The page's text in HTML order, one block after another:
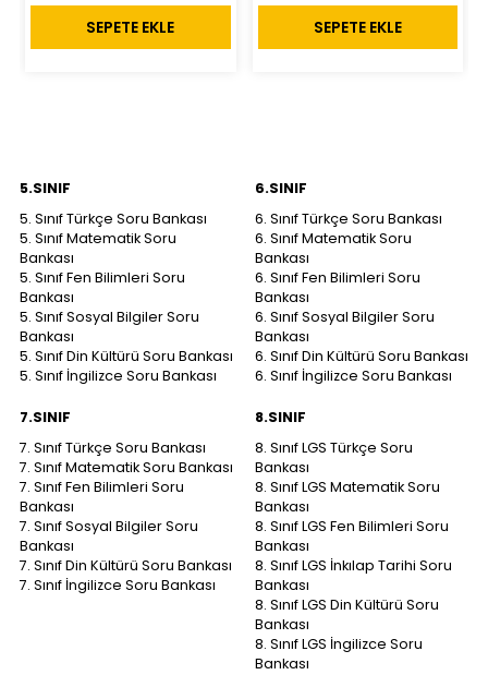
SEPETE EKLE SEPETE EKLE
5.SINIF
5. Sınıf Türkçe Soru Bankası
5. Sınıf Matematik Soru
Bankası
5. Sınıf Fen Bilimleri Soru
Bankası
5. Sınıf Sosyal Bilgiler Soru
Bankası
5. Sınıf Din Kültürü Soru Bankası
5. Sınıf İngilizce Soru Bankası
6.SINIF
6. Sınıf Türkçe Soru Bankası
6. Sınıf Matematik Soru
Bankası
6. Sınıf Fen Bilimleri Soru
Bankası
6. Sınıf Sosyal Bilgiler Soru
Bankası
6. Sınıf Din Kültürü Soru Bankası
6. Sınıf İngilizce Soru Bankası
7.SINIF
7. Sınıf Türkçe Soru Bankası
7. Sınıf Matematik Soru Bankası
7. Sınıf Fen Bilimleri Soru
Bankası
7. Sınıf Sosyal Bilgiler Soru
Bankası
7. Sınıf Din Kültürü Soru Bankası
7. Sınıf İngilizce Soru Bankası
8.SINIF
8. Sınıf LGS Türkçe Soru
Bankası
8. Sınıf LGS Matematik Soru
Bankası
8. Sınıf LGS Fen Bilimleri Soru
Bankası
8. Sınıf LGS İnkılap Tarihi Soru
Bankası
8. Sınıf LGS Din Kültürü Soru
Bankası
8. Sınıf LGS İngilizce Soru
Bankası